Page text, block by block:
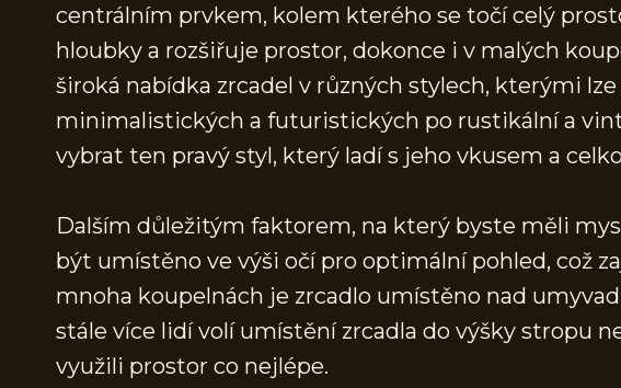
centrálním prvkem, kolem kterého se točí celý
hloubky a rozšiřuje prostor, dokonce i v malých
široká nabídka zrcadel v různých stylech, kterými
minimalistických a futuristických po rustikální a
vybrat ten pravý styl, který ladí s jeho vkusem a
Dalším důležitým faktorem, na který byste měli
být umístěno ve výši očí pro optimální pohled, což
mnoha koupelnách je zrcadlo umístěno nad
stále více lidí volí umístění zrcadla do výšky stropu
využili prostor co nejlépe.